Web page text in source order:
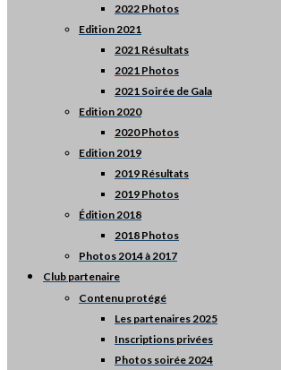
2022 Photos
Edition 2021
2021 Résultats
2021 Photos
2021 Soirée de Gala
Edition 2020
2020 Photos
Edition 2019
2019 Résultats
2019 Photos
Édition 2018
2018 Photos
Photos 2014 à 2017
Club partenaire
Contenu protégé
Les partenaires 2025
Inscriptions privées
Photos soirée 2024